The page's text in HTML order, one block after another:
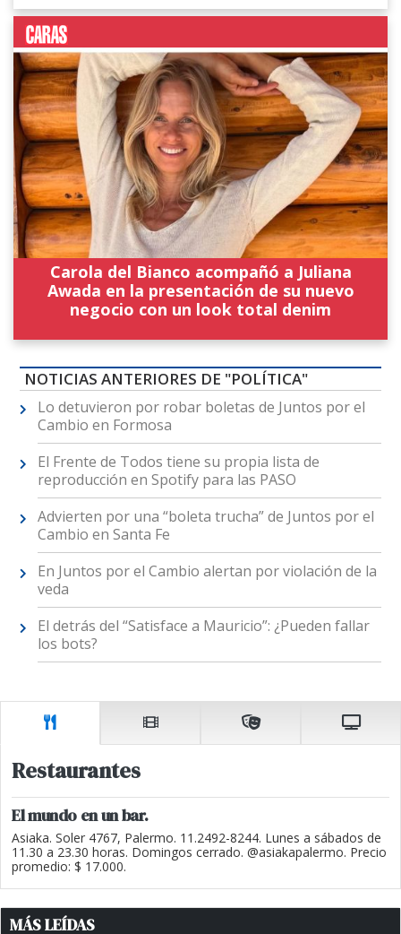
Carola del Bianco acompañó a Juliana
Awada en la presentación de su nuevo
negocio con un look total denim
NOTICIAS ANTERIORES DE "POLÍTICA"
Lo detuvieron por robar boletas de Juntos por el
Cambio en Formosa
El Frente de Todos tiene su propia lista de
reproducción en Spotify para las PASO
Advierten por una “boleta trucha” de Juntos por el
Cambio en Santa Fe
En Juntos por el Cambio alertan por violación de la
veda
El detrás del “Satisface a Mauricio”: ¿Pueden fallar
los bots?
Restaurantes
El mundo en un bar.
Asiaka. Soler 4767, Palermo. 11.2492-8244. Lunes a sábados de
11.30 a 23.30 horas. Domingos cerrado. @asiakapalermo. Precio
promedio: $ 17.000.
MÁS LEÍDAS